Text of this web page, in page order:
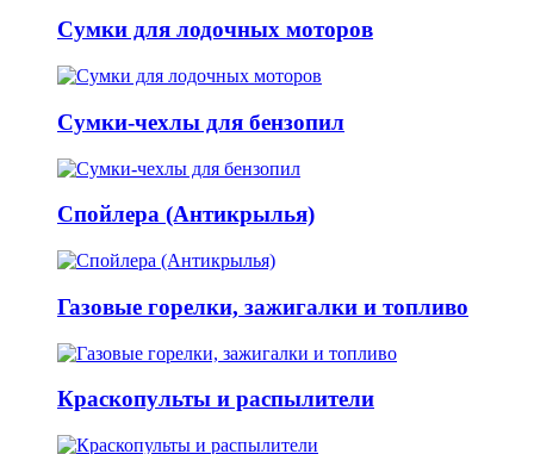
Сумки для лодочных моторов
Сумки-чехлы для бензопил
Спойлера (Антикрылья)
Газовые горелки, зажигалки и топливо
Краскопульты и распылители